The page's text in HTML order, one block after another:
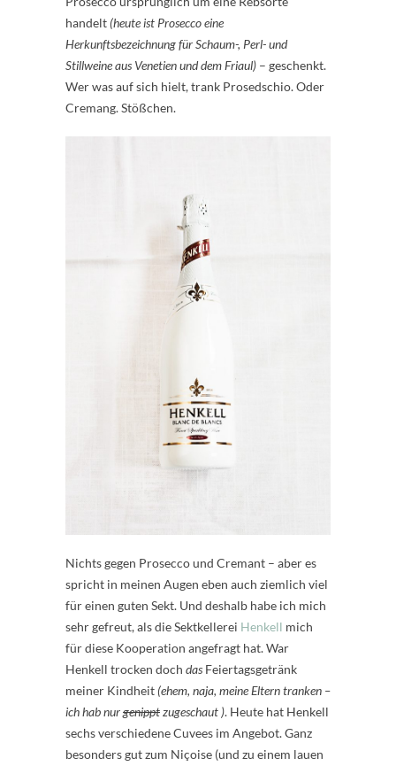
handelt (heute ist Prosecco eine
Herkunftsbezeichnung für Schaum-, Perl- und
Stillweine aus Venetien und dem Friaul) – geschenkt.
Wer was auf sich hielt, trank Prosedschio. Oder
Cremang. Stößchen.
Nichts gegen Prosecco und Cremant – aber es
spricht in meinen Augen eben auch ziemlich viel
für einen guten Sekt. Und deshalb habe ich mich
sehr gefreut, als die Sektkellerei Henkell mich
für diese Kooperation angefragt hat. War
Henkell trocken doch das Feiertagsgetränk
meiner Kindheit (ehem, naja, meine Eltern tranken –
ich hab nurgenipptzugeschaut ). Heute hat Henkell
sechs verschiedene Cuvees im Angebot. Ganz
besonders gut zum Niçoise (und zu einem lauen